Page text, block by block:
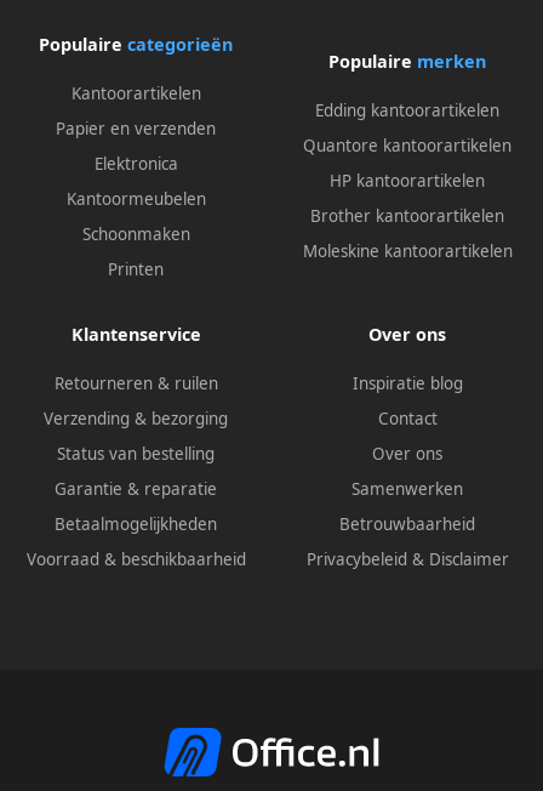
Populaire categorieën
Kantoorartikelen
Papier en verzenden
Elektronica
Kantoormeubelen
Schoonmaken
Printen
Populaire merken
Edding kantoorartikelen
Quantore kantoorartikelen
HP kantoorartikelen
Brother kantoorartikelen
Moleskine kantoorartikelen
Klantenservice
Retourneren & ruilen
Verzending & bezorging
Status van bestelling
Garantie & reparatie
Betaalmogelijkheden
Voorraad & beschikbaarheid
Over ons
Inspiratie blog
Contact
Over ons
Samenwerken
Betrouwbaarheid
Privacybeleid & Disclaimer